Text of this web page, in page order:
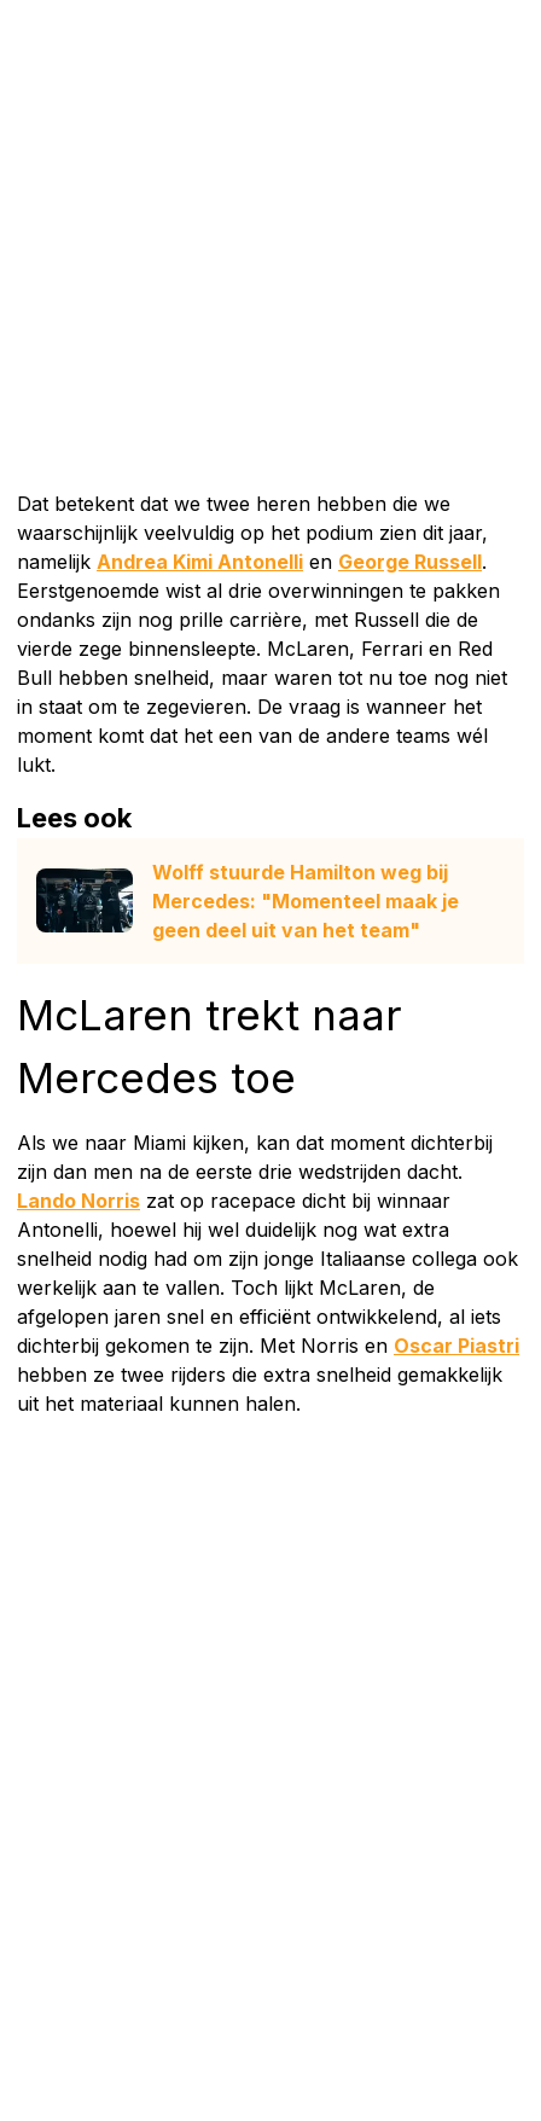
Dat betekent dat we twee heren hebben die we
waarschijnlijk veelvuldig op het podium zien dit jaar,
namelijk Andrea Kimi Antonelli en George Russell.
Eerstgenoemde wist al drie overwinningen te pakken
ondanks zijn nog prille carrière, met Russell die de
vierde zege binnensleepte. McLaren, Ferrari en Red
Bull hebben snelheid, maar waren tot nu toe nog niet
in staat om te zegevieren. De vraag is wanneer het
moment komt dat het een van de andere teams wél
lukt.
Lees ook
Wolff stuurde Hamilton weg bij
Mercedes: "Momenteel maak je
geen deel uit van het team"
McLaren trekt naar
Mercedes toe
Als we naar Miami kijken, kan dat moment dichterbij
zijn dan men na de eerste drie wedstrijden dacht.
Lando Norris zat op racepace dicht bij winnaar
Antonelli, hoewel hij wel duidelijk nog wat extra
snelheid nodig had om zijn jonge Italiaanse collega ook
werkelijk aan te vallen. Toch lijkt McLaren, de
afgelopen jaren snel en efficiënt ontwikkelend, al iets
dichterbij gekomen te zijn. Met Norris en Oscar Piastri
hebben ze twee rijders die extra snelheid gemakkelijk
uit het materiaal kunnen halen.